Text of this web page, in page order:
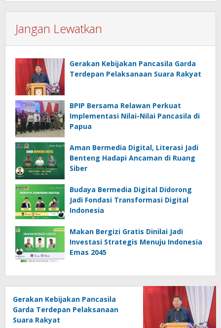
Jangan Lewatkan
Gerakan Kebijakan Pancasila Garda
Terdepan Pelaksanaan Suara Rakyat
BPIP Bersama Relawan Perkuat
Implementasi Nilai-Nilai Pancasila di
Papua
Aman Bermedia Digital, Literasi Jadi
Benteng Hadapi Ancaman di Ruang
Siber
Budaya Bermedia Digital Didorong
Jadi Fondasi Transformasi Digital
Indonesia
Makan Bergizi Gratis Dinilai Jadi
Investasi Strategis Menuju Indonesia
Emas 2045
Gerakan Kebijakan Pancasila
Garda Terdepan Pelaksanaan
Suara Rakyat